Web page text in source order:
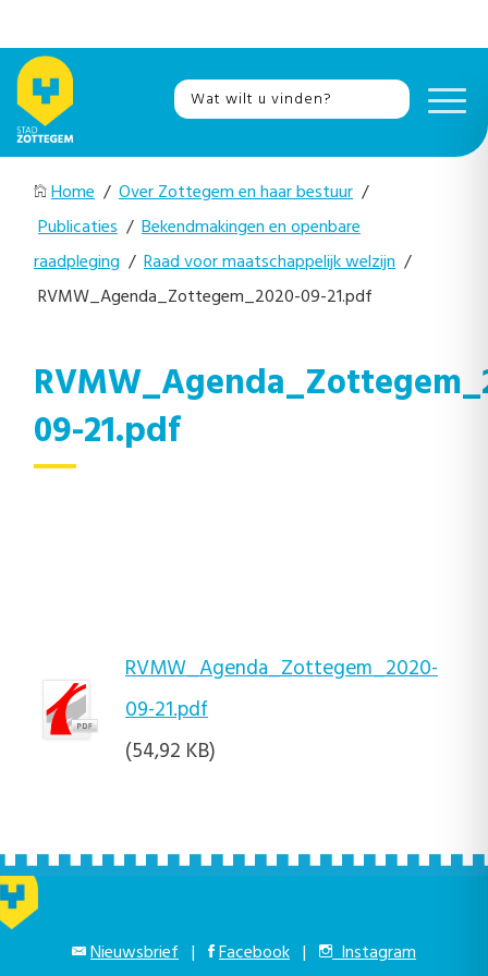
Home / Over Zottegem en haar bestuur /
Publicaties / Bekendmakingen en openbare
raadpleging / Raad voor maatschappelijk welzijn /
RVMW_Agenda_Zottegem_2020-09-21.pdf
09-21.pdf
RVMW_Agenda_Zottegem_2020-
09-21.pdf
(54,92 KB)
Nieuwsbrief | Facebook | Instagram